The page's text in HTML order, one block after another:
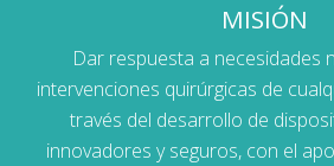
MISIÓN
Dar respuesta a necesidades
intervenciones quirúrgicas de
través del desarrollo de
innovadores y seguros, con el